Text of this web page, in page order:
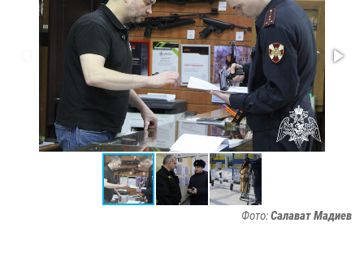
Фото:Салават Мадиев